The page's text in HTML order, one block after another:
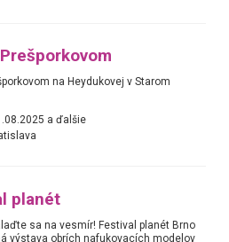
na Heydukovej v Starom
a ďalšie
planét
sa na vesmír! Festival planét Brno
výstava obrích nafukovacích modelov